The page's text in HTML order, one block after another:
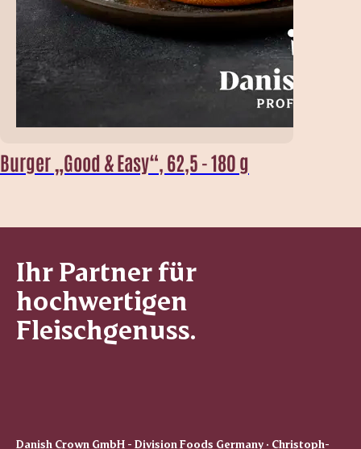
Burger „Good & Easy“, 62,5 - 180 g
Ihr Partner für
hochwertigen
Fleischgenuss.
Danish Crown GmbH - Division Foods Germany · Christoph-